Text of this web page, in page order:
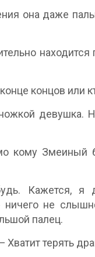
она даже
находится
концов или
девушка.
кому Змеиный
Кажется,
не
палец.
терять